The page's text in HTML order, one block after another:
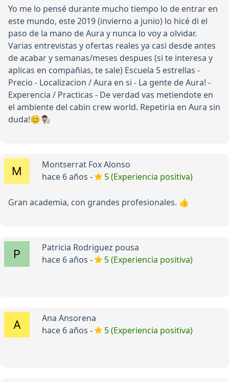
Yo me lo pensé durante mucho tiempo lo de entrar en
este mundo, este 2019 (invierno a junio) lo hicé di el
paso de la mano de Aura y nunca lo voy a olvidar.
Varias entrevistas y ofertas reales ya casi desde antes
de acabar y semanas/meses despues (si te interesa y
aplicas en compañias, te sale) Escuela 5 estrellas -
Precio - Localizacion / Aura en si - La gente de Aura! -
Experencia / Practicas - De verdad vas metiendote en
el ambiente del cabin crew world. Repetiria en Aura sin
duda!😊👨🏽‍🔬
Montserrat Fox Alonso
hace 6 años -
5 (Experiencia positiva)
Gran academia, con grandes profesionales. 👍
Patricia Rodriguez pousa
hace 6 años -
5 (Experiencia positiva)
Ana Ansorena
hace 6 años -
5 (Experiencia positiva)